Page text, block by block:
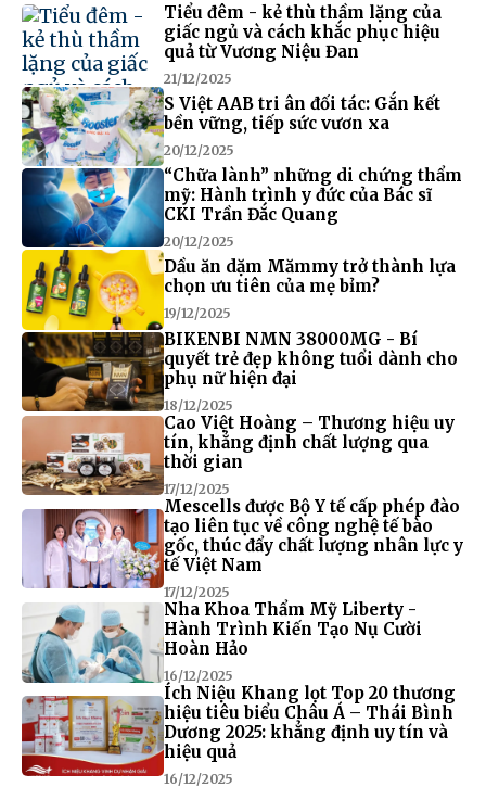
Tiểu đêm - kẻ thù thầm lặng của
giấc ngủ và cách khắc phục hiệu
quả từ Vương Niệu Đan
21/12/2025
S Việt AAB tri ân đối tác: Gắn kết
bền vững, tiếp sức vươn xa
20/12/2025
“Chữa lành” những di chứng thẩm
mỹ: Hành trình y đức của Bác sĩ
CKI Trần Đắc Quang
20/12/2025
Dầu ăn dặm Mămmy trở thành lựa
chọn ưu tiên của mẹ bỉm?
19/12/2025
BIKENBI NMN 38000MG - Bí
quyết trẻ đẹp không tuổi dành cho
phụ nữ hiện đại
18/12/2025
Cao Việt Hoàng – Thương hiệu uy
tín, khẳng định chất lượng qua
thời gian
17/12/2025
Mescells được Bộ Y tế cấp phép đào
tạo liên tục về công nghệ tế bào
gốc, thúc đẩy chất lượng nhân lực y
tế Việt Nam
17/12/2025
Nha Khoa Thẩm Mỹ Liberty -
Hành Trình Kiến Tạo Nụ Cười
Hoàn Hảo
16/12/2025
Ích Niệu Khang lọt Top 20 thương
hiệu tiêu biểu Châu Á – Thái Bình
Dương 2025: khẳng định uy tín và
hiệu quả
16/12/2025